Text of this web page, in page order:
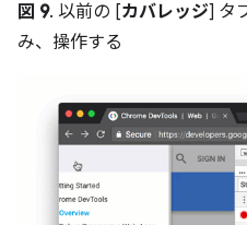
図 9. 以前の [カバレッジ] タ
み、操作する